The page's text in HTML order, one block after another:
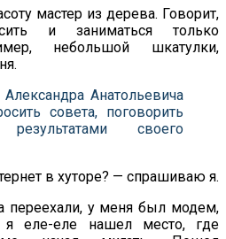
мастер из дерева. Говорит,
и
заниматься только
небольшой шкатулки,
Анатольевича
совета, поговорить
результатами своего
в хуторе? — спрашиваю я.
переехали, у меня был модем,
я еле-еле нашел место, где